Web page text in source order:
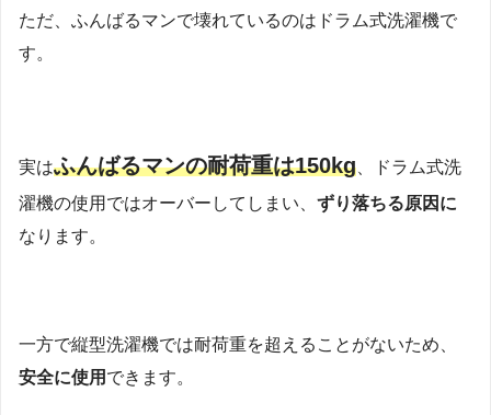
ただ、ふんばるマンで壊れているのはドラム式洗濯機で
す。
実はふんばるマンの耐荷重は150kg 、ドラム式洗
濯機の使用ではオーバーしてしまい、 ずり落ちる原因に
なります。
一方で縦型洗濯機では耐荷重を超えることがないため、
安全に使用 できます。